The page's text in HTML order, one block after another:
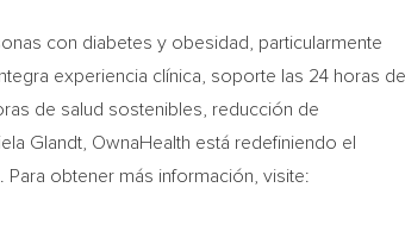
con diabetes y obesidad, particularmente
experiencia clínica, soporte las 24 horas del
de salud sostenibles, reducción de
Glandt , OwnaHealth está redefiniendo el
obtener más información, visite: